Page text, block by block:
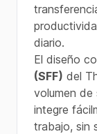
diario.
El diseño
(SFF) del
volumen de
integre
trabajo, sin